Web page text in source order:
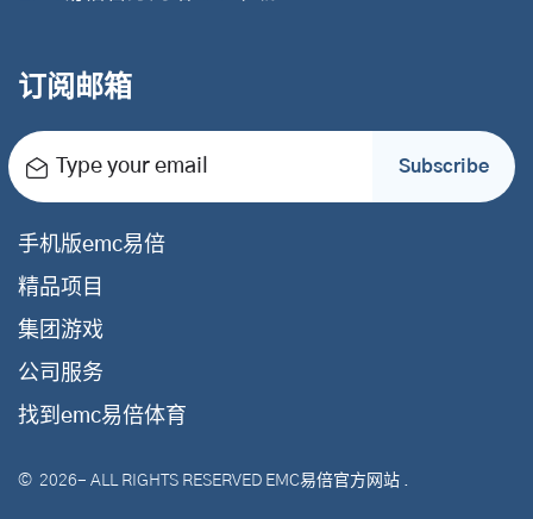
订阅邮箱
Type your email Subscribe
手机版emc易倍
精品项目
集团游戏
公司服务
找到emc易倍体育
© 2026- ALL RIGHTS RESERVED EMC易倍官方网站 .